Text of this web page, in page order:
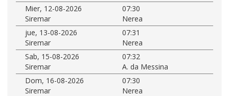
Mier, 12-08-2026
07:30
Siremar
Nerea
jue, 13-08-2026
07:31
Siremar
Nerea
Sab, 15-08-2026
07:32
Siremar
A. da Messina
Dom, 16-08-2026
07:30
Siremar
Nerea